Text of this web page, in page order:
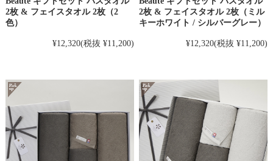
2枚 & フェイスタオル 2枚（2
色）
¥12,320(税抜 ¥11,200)
2枚 & フェイスタオル 2枚（ミル
キーホワイト / シルバーグレー）
¥12,320(税抜 ¥11,200)